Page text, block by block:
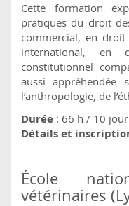
Cette formation
pratiques du droit
commercial, en
international,
constitutionnel
aussi appréhendée
l’anthropologie, de
Durée : 66 h / 10
Détails et
École
vétérinaires